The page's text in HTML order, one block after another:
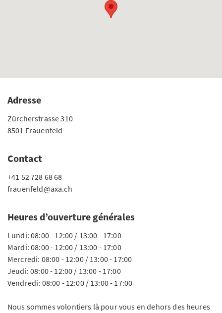
Adresse
Zürcherstrasse 310
8501 Frauenfeld
Contact
+41 52 728 68 68
frauenfeld@axa.ch
Heures d’ouverture générales
Lundi: 08:00 - 12:00 / 13:00 - 17:00
Mardi: 08:00 - 12:00 / 13:00 - 17:00
Mercredi: 08:00 - 12:00 / 13:00 - 17:00
Jeudi: 08:00 - 12:00 / 13:00 - 17:00
Vendredi: 08:00 - 12:00 / 13:00 - 17:00
Nous sommes volontiers là pour vous en dehors des heures